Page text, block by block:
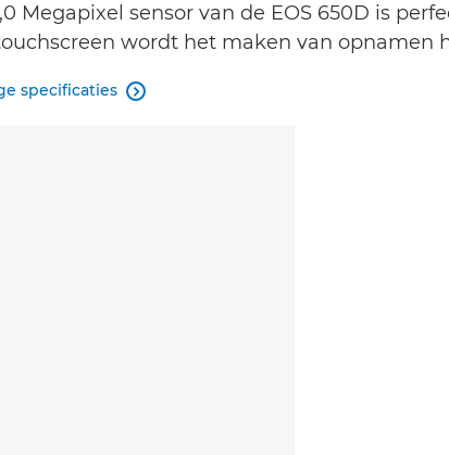
Megapixel sensor van de EOS 650D is
wordt het maken van opnamen
specificaties 